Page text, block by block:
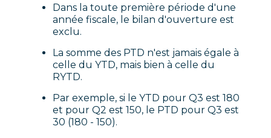
Dans la toute première période d'une
année fiscale, le bilan d'ouverture est
exclu.
La somme des PTD n'est jamais égale à
celle du YTD, mais bien à celle du
RYTD.
Par exemple, si le YTD pour Q3 est 180
et pour Q2 est 150, le PTD pour Q3 est
30 (180 - 150).